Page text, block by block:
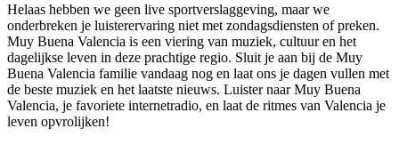
Helaas hebben we geen live sportverslaggeving, maar we
onderbreken je luisterervaring niet met zondagsdiensten of preken.
Muy Buena Valencia is een viering van muziek, cultuur en het
dagelijkse leven in deze prachtige regio. Sluit je aan bij de Muy
Buena Valencia familie vandaag nog en laat ons je dagen vullen met
de beste muziek en het laatste nieuws. Luister naar Muy Buena
Valencia, je favoriete internetradio, en laat de ritmes van Valencia je
leven opvrolijken!